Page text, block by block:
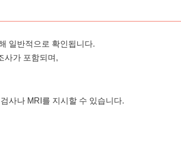
일반적으로 확인됩니다.
사가 포함되며,
사나 MRI를 지시할 수 있습니다.